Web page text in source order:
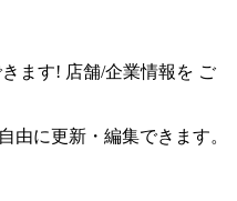
ます! 店舗/企業情報を ご
由に更新・編集できます。